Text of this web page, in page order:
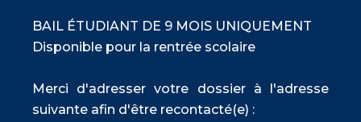
BAIL ÉTUDIANT DE 9 MOIS UNIQUEMENT
Disponible pour la rentrée scolaire
Merci d'adresser votre dossier à l'adresse
suivante afin d'être recontacté(e) :